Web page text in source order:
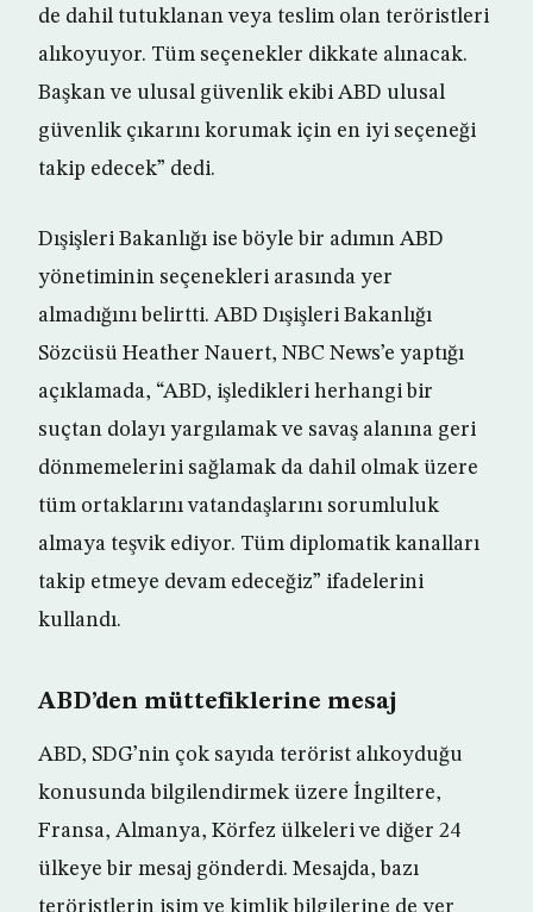
de dahil tutuklanan veya teslim olan teröristleri
alıkoyuyor. Tüm seçenekler dikkate alınacak.
Başkan ve ulusal güvenlik ekibi ABD ulusal
güvenlik çıkarını korumak için en iyi seçeneği
takip edecek” dedi.
Dışişleri Bakanlığı ise böyle bir adımın ABD
yönetiminin seçenekleri arasında yer
almadığını belirtti. ABD Dışişleri Bakanlığı
Sözcüsü Heather Nauert, NBC News’e yaptığı
açıklamada, “ABD, işledikleri herhangi bir
suçtan dolayı yargılamak ve savaş alanına geri
dönmemelerini sağlamak da dahil olmak üzere
tüm ortaklarını vatandaşlarını sorumluluk
almaya teşvik ediyor. Tüm diplomatik kanalları
takip etmeye devam edeceğiz” ifadelerini
kullandı.
ABD’den müttefiklerine mesaj
ABD, SDG’nin çok sayıda terörist alıkoyduğu
konusunda bilgilendirmek üzere İngiltere,
Fransa, Almanya, Körfez ülkeleri ve diğer 24
ülkeye bir mesaj gönderdi. Mesajda, bazı
teröristlerin isim ve kimlik bilgilerine de yer